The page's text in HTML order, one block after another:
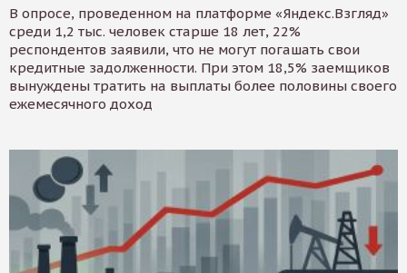
В опросе, проведенном на платформе «Яндекс.Взгляд»
среди 1,2 тыс. человек старше 18 лет, 22%
респондентов заявили, что не могут погашать свои
кредитные задолженности. При этом 18,5% заемщиков
вынуждены тратить на выплаты более половины своего
ежемесячного доход